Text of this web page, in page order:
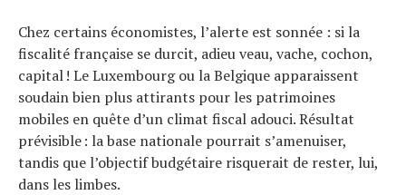
Chez certains économistes, l’alerte est sonnée : si la
fiscalité française se durcit, adieu veau, vache, cochon,
capital ! Le Luxembourg ou la Belgique apparaissent
soudain bien plus attirants pour les patrimoines
mobiles en quête d’un climat fiscal adouci. Résultat
prévisible : la base nationale pourrait s’amenuiser,
tandis que l’objectif budgétaire risquerait de rester, lui,
dans les limbes.